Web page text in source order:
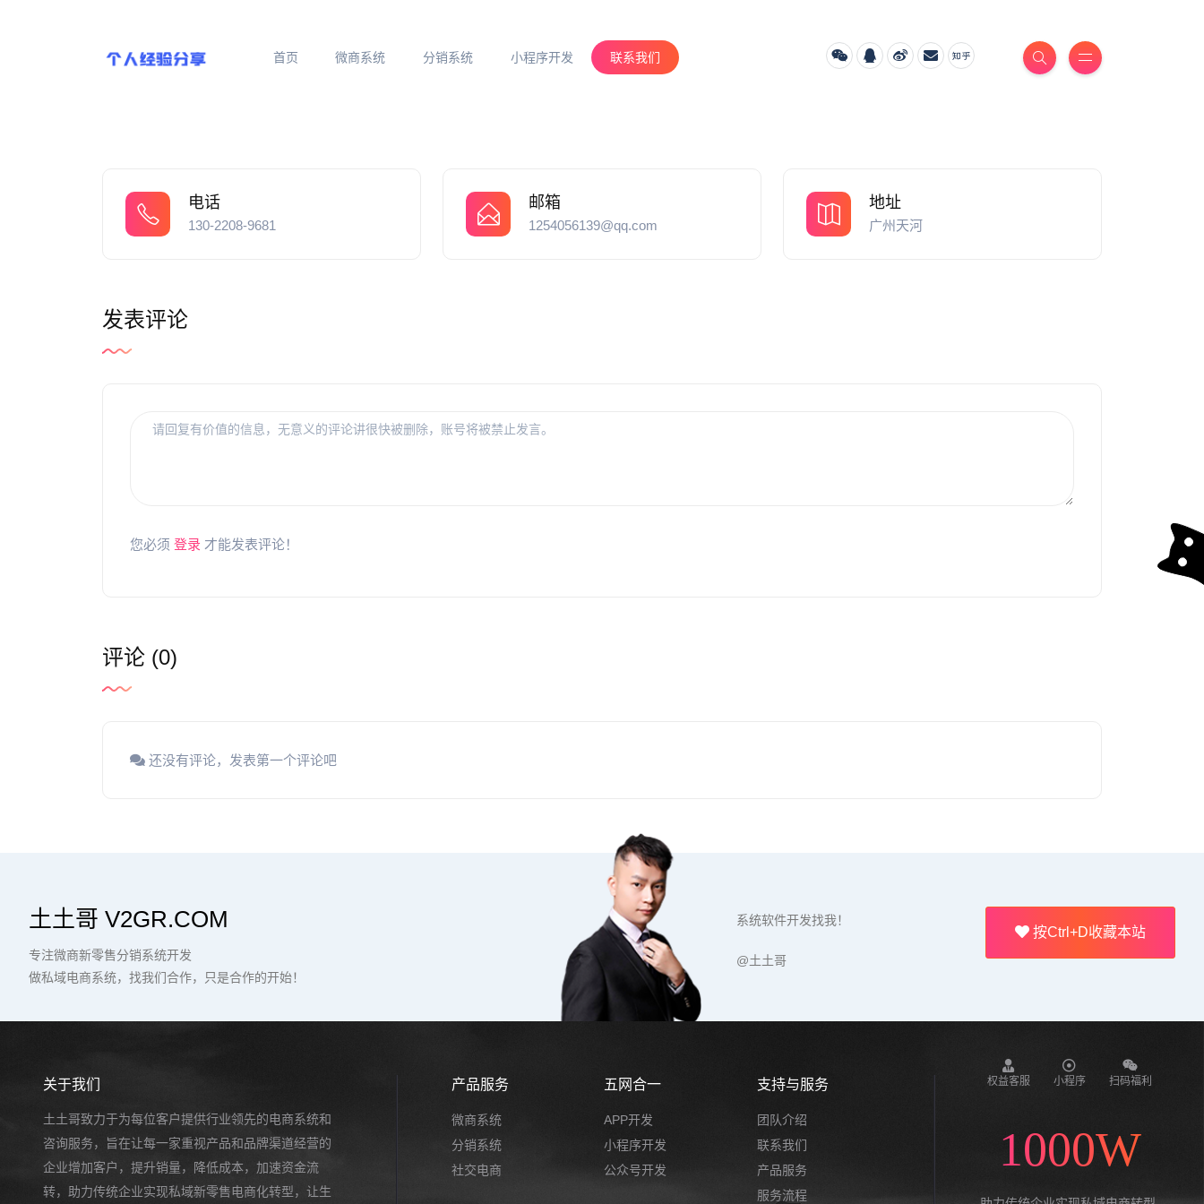
首页 微商系统 分销系统 小程序开发 联系我们
电话
130-2208-9681
邮箱
1254056139@qq.com
地址
广州天河
发表评论
您必须 登录 才能发表评论！
评论 (0)
还没有评论，发表第一个评论吧
土土哥 V2GR.COM
专注微商新零售分销系统开发
做私域电商系统，找我们合作，只是合作的开始！
按Ctrl+D收藏本站
系统软件开发找我！
@土土哥
关于我们
土土哥致力于为每位客户提供行业领先的电商系统和
咨询服务，旨在让每一家重视产品和品牌渠道经营的
企业增加客户，提升销量，降低成本，加速资金流
转，助力传统企业实现私域新零售电商化转型，让生
产品服务
微商系统
分销系统
社交电商
五网合一
APP开发
小程序开发
公众号开发
支持与服务
团队介绍
联系我们
产品服务
服务流程
权益客服 小程序 扫码福利
1000W